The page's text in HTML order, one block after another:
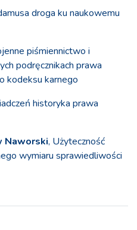
droga ku naukowemu
piśmiennictwo i
podręcznikach prawa
kodeksu karnego
historyka prawa
Naworski, Użyteczność
wymiaru sprawiedliwości